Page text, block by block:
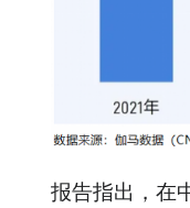
报告指出，在